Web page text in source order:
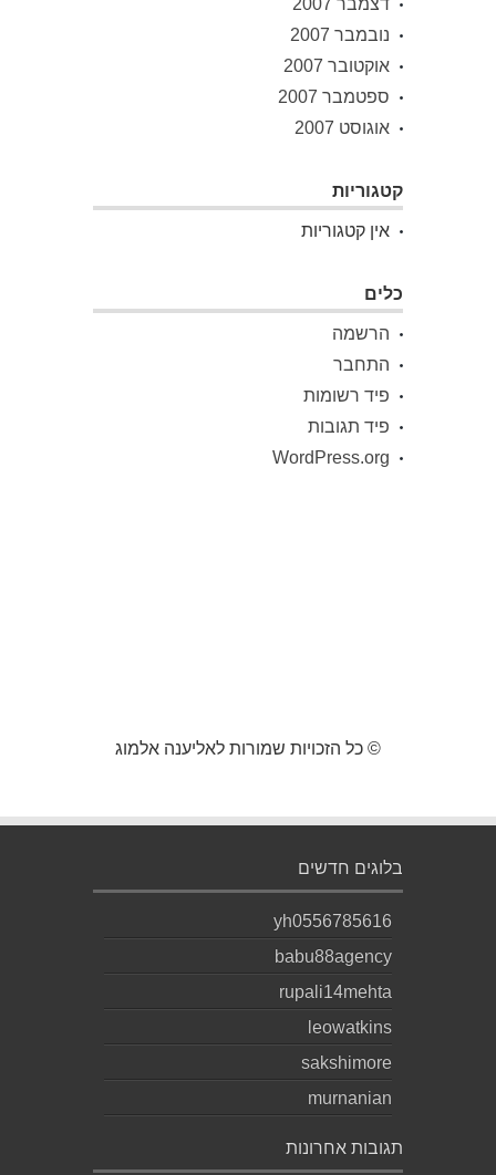
נובמבר 2007
אוקטובר 2007
ספטמבר 2007
אוגוסט 2007
קטגוריות
אין קטגוריות
כלים
הרשמה
התחבר
פיד רשומות
פיד תגובות
WordPress.org
© כל הזכויות שמורות לאליענה אלמוג
בלוגים חדשים
yh0556785616
babu88agency
rupali14mehta
leowatkins
sakshimore
murnanian
תגובות אחרונות